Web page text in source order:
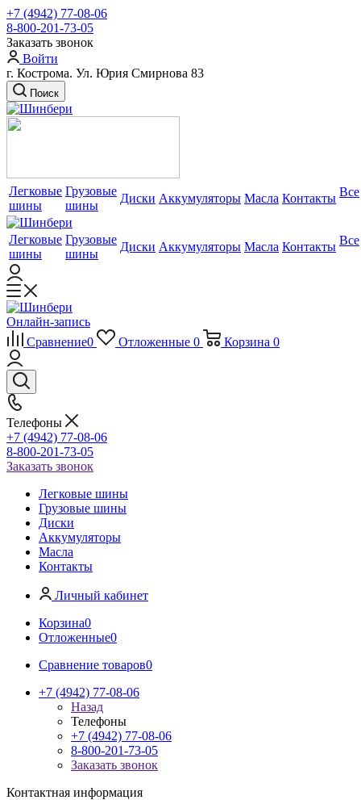
+7 (4942) 77-08-06
8-800-201-73-05
Заказать звонок
Войти
г. Кострома. Ул. Юрия Смирнова 83
Поиск
Легковые
шины
Грузовые
шины
Диски Аккумуляторы Масла Контакты Все
Легковые
шины
Грузовые
шины
Диски Аккумуляторы Масла Контакты Все
Онлайн-запись
Сравнение0 Отложенные 0 Корзина 0
Телефоны
+7 (4942) 77-08-06
8-800-201-73-05
Заказать звонок
Легковые шины
Грузовые шины
Диски
Аккумуляторы
Масла
Контакты
Личный кабинет
Корзина0
Отложенные0
Сравнение товаров0
+7 (4942) 77-08-06
Назад
Телефоны
+7 (4942) 77-08-06
8-800-201-73-05
Заказать звонок
Контактная информация